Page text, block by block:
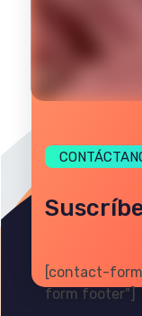
[contact-
form footer"]